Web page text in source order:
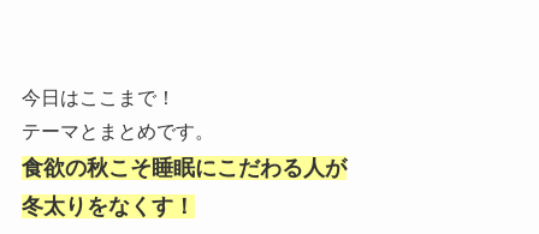
今日はここまで！
テーマとまとめです。
食欲の秋こそ睡眠にこだわる人が
冬太りをなくす！